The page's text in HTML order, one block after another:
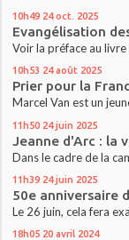
10h49 24 oct. 2025
Evangélisation
Voir la préface au livre
10h53 24 août 2025
Prier pour la
Marcel Van est un
11h50 24 juin 2025
Jeanne d'Arc : la
Dans le cadre de la
11h39 24 juin 2025
50e anniversaire
Le 26 juin, cela fera
18h05 20 avril 2024